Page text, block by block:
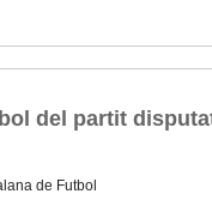
del partit
de Futbol